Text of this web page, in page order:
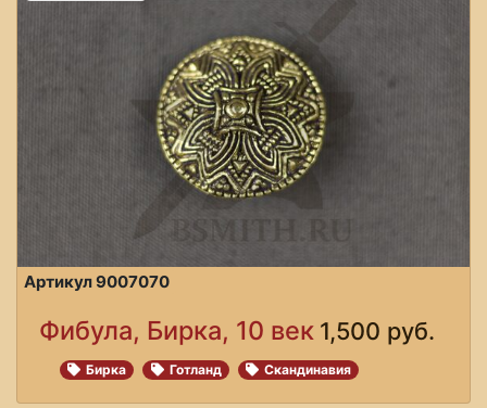
Артикул 9007070
Фибула, Бирка, 10 век 1,500 руб.
Бирка Готланд Скандинавия